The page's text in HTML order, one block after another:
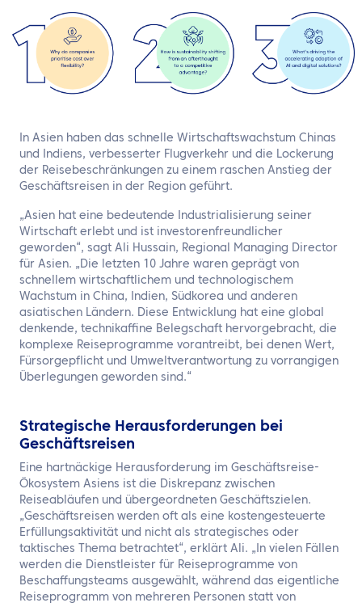
In Asien haben das schnelle Wirtschaftswachstum Chinas
und Indiens, verbesserter Flugverkehr und die Lockerung
der Reisebeschränkungen zu einem raschen Anstieg der
Geschäftsreisen in der Region geführt.
„Asien hat eine bedeutende Industrialisierung seiner
Wirtschaft erlebt und ist investorenfreundlicher
geworden“, sagt Ali Hussain, Regional Managing Director
für Asien. „Die letzten 10 Jahre waren geprägt von
schnellem wirtschaftlichem und technologischem
Wachstum in China, Indien, Südkorea und anderen
asiatischen Ländern. Diese Entwicklung hat eine global
denkende, technikaffine Belegschaft hervorgebracht, die
komplexe Reiseprogramme vorantreibt, bei denen Wert,
Fürsorgepflicht und Umweltverantwortung zu vorrangigen
Überlegungen geworden sind.“
Strategische Herausforderungen bei
Geschäftsreisen
Eine hartnäckige Herausforderung im Geschäftsreise-
Ökosystem Asiens ist die Diskrepanz zwischen
Reiseabläufen und übergeordneten Geschäftszielen.
„Geschäftsreisen werden oft als eine kostengesteuerte
Erfüllungsaktivität und nicht als strategisches oder
taktisches Thema betrachtet“, erklärt Ali. „In vielen Fällen
werden die Dienstleister für Reiseprogramme von
Beschaffungsteams ausgewählt, während das eigentliche
Reiseprogramm von mehreren Personen statt von